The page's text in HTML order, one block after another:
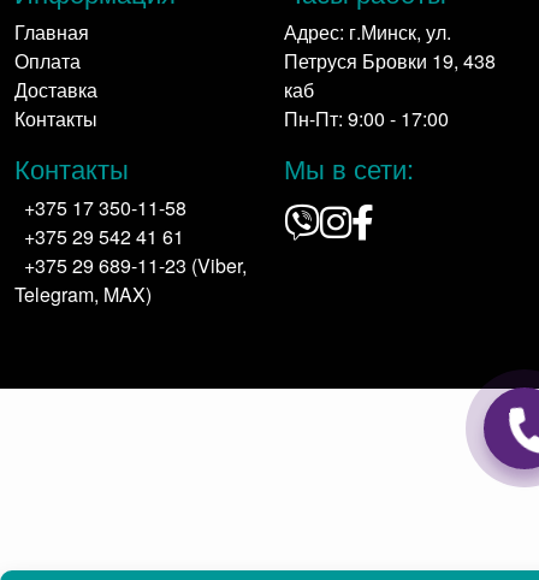
Главная
Оплата
Доставка
Контакты
Адрес: г.Минск, ул.
Петруся Бровки 19, 438
каб
Пн-Пт: 9:00 - 17:00
Контакты
+375 17 350-11-58
+375 29 542 41 61
+375 29 689-11-23 (Viber,
Telegram, MAX)
Мы в сети: